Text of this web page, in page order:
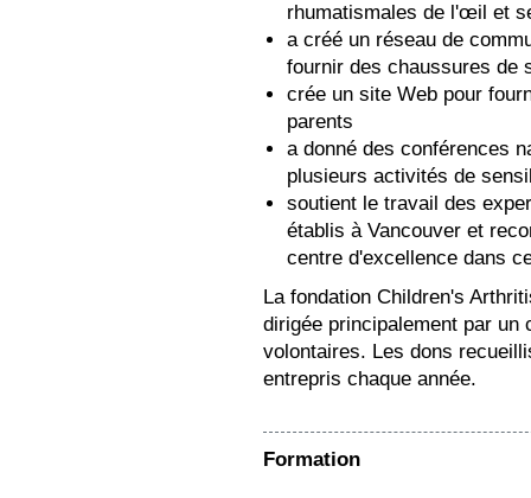
rhumatismales de l'œil et
a créé un réseau de
fournir des chaussures de
crée un site Web pour
parents
a donné des conférences
plusieurs activités de
soutient le travail des
établis à Vancouver et
centre d'excellence dans
La fondation Children's
dirigée principalement par un
volontaires. Les dons
entrepris chaque année.
Formation